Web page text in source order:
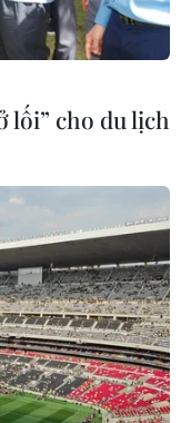
TP. Hà Nội
lối” cho du lịch